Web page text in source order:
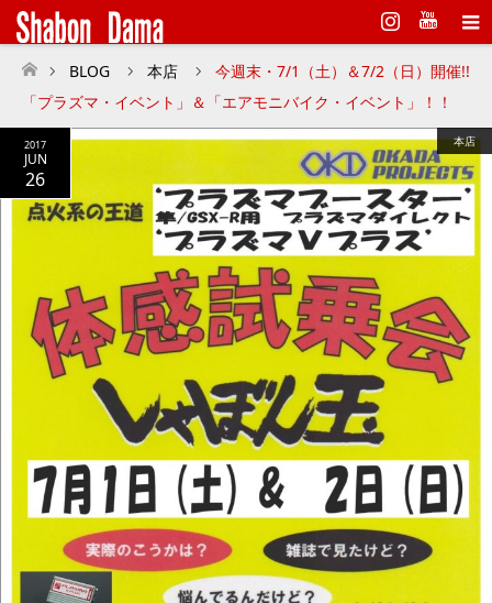
Instagram
ホーム
BLOG 本店
今週末・7/1（土）＆7/2（日）開催!!
「プラズマ・イベント」＆「エアモニバイク・イベント」！！
2017
JUN
26
本店